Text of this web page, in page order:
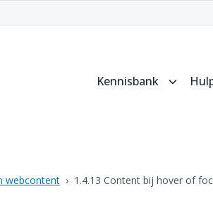
Kennisbank
webcontent 1.4.13 Content bij hover of